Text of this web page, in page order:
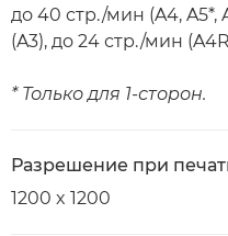
до 40 стр./мин (A4, A5*,
(A3), до 24 стр./мин
* Только для 1-сторон.
Разрешение при
1200 x 1200